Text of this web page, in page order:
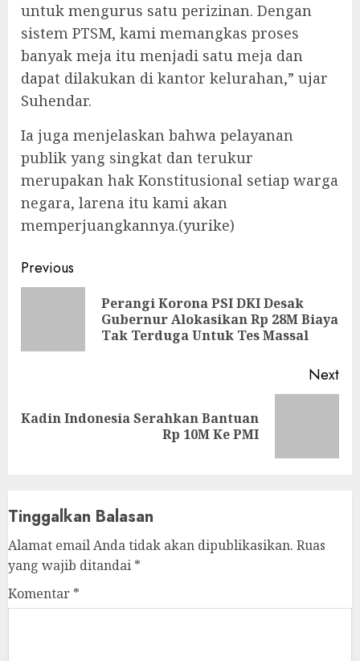
untuk mengurus satu perizinan. Dengan
sistem PTSM, kami memangkas proses
banyak meja itu menjadi satu meja dan
dapat dilakukan di kantor kelurahan,” ujar
Suhendar.
Ia juga menjelaskan bahwa pelayanan
publik yang singkat dan terukur
merupakan hak Konstitusional setiap warga
negara, larena itu kami akan
memperjuangkannya.(yurike)
Continue
Reading
Previous
Perangi Korona PSI DKI Desak
Gubernur Alokasikan Rp 28M Biaya
Tak Terduga Untuk Tes Massal
Next
Next
Kadin Indonesia Serahkan Bantuan
Rp 10M Ke PMI
Tinggalkan Balasan
Alamat email Anda tidak akan dipublikasikan. Ruas
yang wajib ditandai *
Komentar *